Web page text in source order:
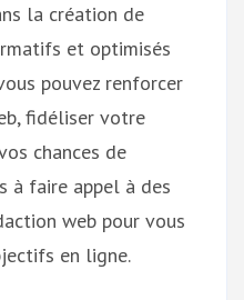
la création de
et optimisés
pouvez renforcer
fidéliser votre
chances de
à faire appel à des
web pour vous
en ligne.